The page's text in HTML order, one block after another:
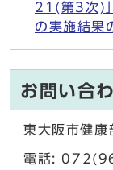
21(第3次)
の実施結果
お問い合
東大阪市健康
電話: